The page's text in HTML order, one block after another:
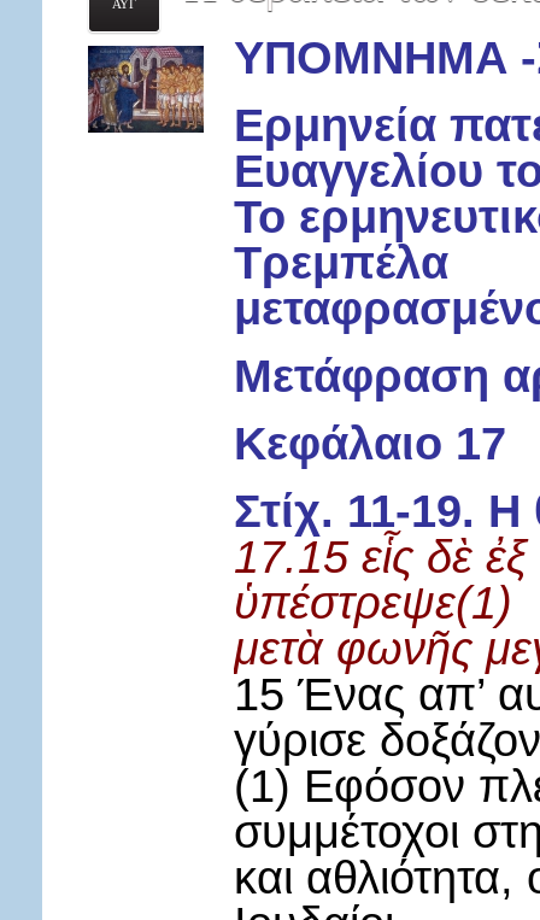
ΑΥΓ
ΥΠΟΜΝΗΜΑ -
Ερμηνεία
Ευαγγελίου
Το
Τρεμπέλα
Μετάφραση
Κεφάλαιο 17
Στίχ. 11-19.
17.15 εἷς δὲ
ὑπέστρεψε(1)
μετὰ φωνῆς
15 Ένας απ’
γύρισε
(1) Εφόσον
συμμέτοχοι
και